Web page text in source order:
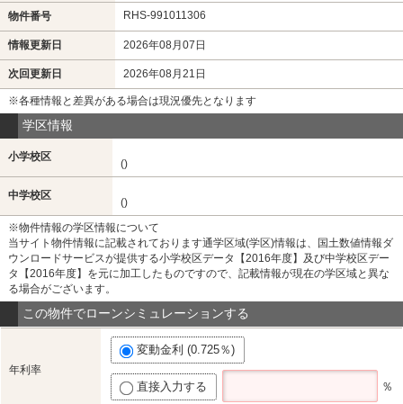
物件番号 RHS-991011306
情報更新日 2026年08月07日
次回更新日 2026年08月21日
※各種情報と差異がある場合は現況優先となります
学区情報
小学校区
()
中学校区
()
※物件情報の学区情報について
当サイト物件情報に記載されております通学区域(学区)情報は、国土数値情報ダ
ウンロードサービスが提供する小学校区データ【2016年度】及び中学校区デー
タ【2016年度】を元に加工したものですので、記載情報が現在の学区域と異な
る場合がございます。
この物件でローンシミュレーションする
年利率
変動金利 (0.725％)
直接入力する ％